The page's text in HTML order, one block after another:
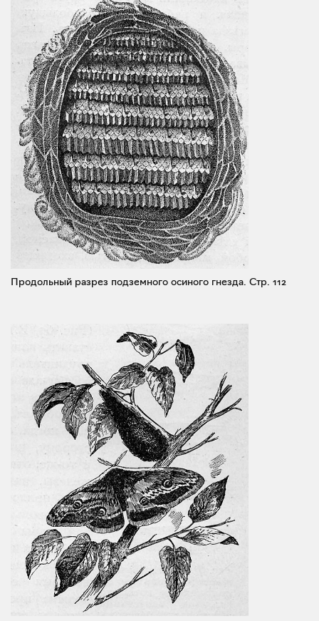
Продольный разрез подземного осиного гнезда. Стр. 112